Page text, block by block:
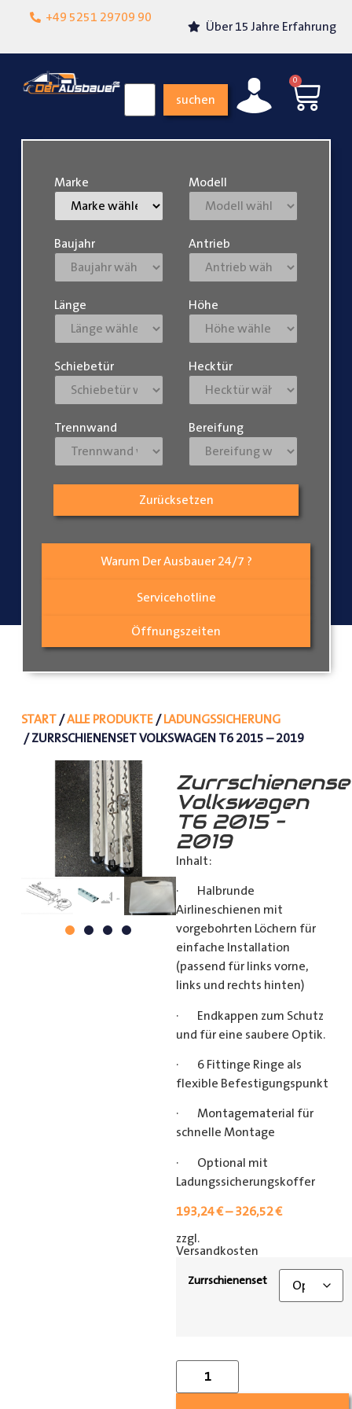
+49 5251 29709 90
Lokalgeschäft in
Über 15 Jahre Erfahrung
suchen
0
Warum Der Ausbauer 24/7 ?
Servicehotline
Öffnungszeiten
Marke Modell
Baujahr Antrieb
Länge Höhe
Schiebetür Hecktür
Trennwand Bereifung
Zurücksetzen
START/ALLE PRODUKTE/LADUNGSSICHERUNG
/ ZURRSCHIENENSET VOLKSWAGEN T6 2015 – 2019
Volkswagen
T6 2015 –
2019
Inhalt:
· Halbrunde
Airlineschienen mit
vorgebohrten Löchern für
einfache Installation
(passend für links vorne,
links und rechts hinten)
· Endkappen zum Schutz
und für eine saubere Optik.
· 6 Fittinge Ringe als
flexible Befestigungspunkt
· Montagematerial für
schnelle Montage
· Optional mit
Ladungssicherungskoffer
193,24€–326,52€
zzgl.
Versandkosten
Zurrschienenset